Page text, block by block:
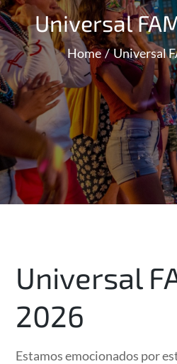
Universal
Home Universal
Universal
2026
Estamos emocionados por